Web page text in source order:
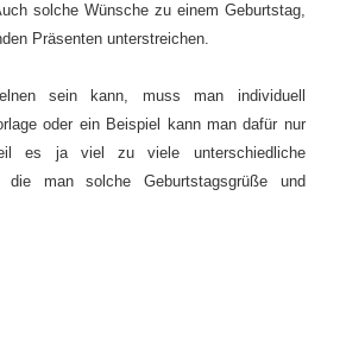
solche Wünsche zu einem Geburtstag,
Präsenten unterstreichen.
sein kann, muss man individuell
oder ein Beispiel kann man dafür nur
es ja viel zu viele unterschiedliche
man solche Geburtstagsgrüße und